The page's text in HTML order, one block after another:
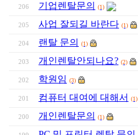
206 기업렌탈문의 (1)
205 사업 잘되길 바란다 (1)
204 랜탈 문의 (1)
203 개인렌탈안되나요? (2)
202 학원임 (3)
201 컴퓨터 대여에 대해서 (1)
200 개인렌탈문의 (1)